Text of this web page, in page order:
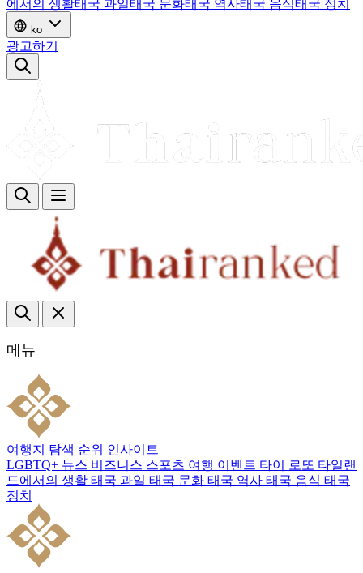
에서의 생활태국 과일태국 문화태국 역사태국 음식태국 정치
ko
광고하기
메뉴
여행지 탐색 순위 인사이트
LGBTQ+ 뉴스 비즈니스 스포츠 여행 이벤트 타이 로또 타일랜
드에서의 생활 태국 과일 태국 문화 태국 역사 태국 음식 태국
정치